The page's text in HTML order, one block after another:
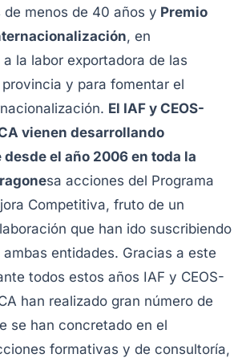
de menos de 40 años y Premio
, en
la labor exportadora de las
y para fomentar el
El IAF y CEOS-
vienen desarrollando
el año 2006 en toda la
sa acciones del Programa
Competitiva, fruto de un
que han ido suscribiendo
entidades. Gracias a este
todos estos años IAF y CEOS-
han realizado gran número de
se han concretado en el
formativas y de consultoría,